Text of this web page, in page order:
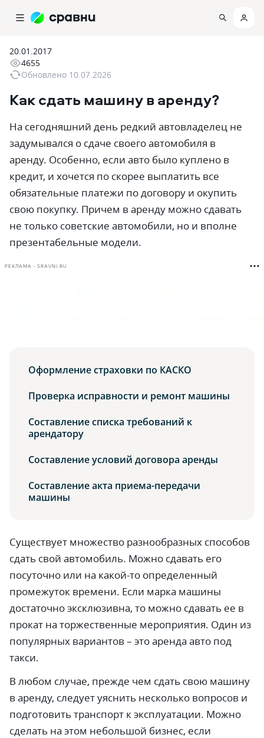
20.01.2017
4655
Обновлено 10.07.2026
Как сдать машину в аренду?
На сегодняшний день редкий автовладелец не
задумывался о сдаче своего автомобиля в
аренду. Особенно, если авто было куплено в
кредит, и хочется по скорее выплатить все
обязательные платежи по договору и окупить
свою покупку. Причем в аренду можно сдавать
не только советские автомобили, но и вполне
презентабельные модели.
РЕКЛАМА • SRAVNI.RU
Оформление страховки по КАСКО
Проверка исправности и ремонт машины
Составление списка требований к
арендатору
Составление условий договора аренды
Составление акта приема-передачи
машины
Существует множество разнообразных способов
сдать свой автомобиль. Можно сдавать его
посуточно или на какой-то определенный
промежуток времени. Если марка машины
достаточно эксклюзивна, то можно сдавать ее в
прокат на торжественные мероприятия. Один из
популярных вариантов – это аренда авто под
такси.
В любом случае, прежде чем сдать свою машину
в аренду, следует уяснить несколько вопросов и
подготовить транспорт к эксплуатации. Можно
сделать на этом небольшой бизнес, если